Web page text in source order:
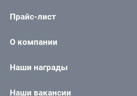
Прайс-лист
О компании
Наши награды
Наши вакансии